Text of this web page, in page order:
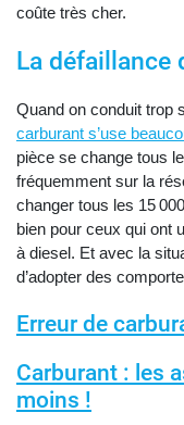
coûte très cher.
La défaillance
Quand on conduit trop
carburant s’use
pièce se change tous
fréquemment sur la
changer tous les 15
bien pour ceux qui ont
à diesel. Et avec la
d’adopter des
Erreur de
Carburant : les
moins !